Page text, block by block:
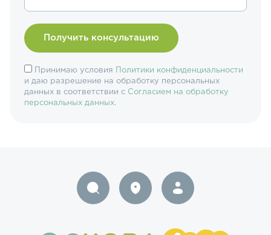
Принимаю условия
Политики конфиденциальности
и даю разрешение на обработку персональных
данных в соответствии с Согласием на обработку
персональных данных.